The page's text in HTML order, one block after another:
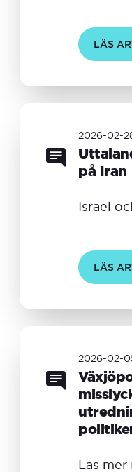
LÄS
2026-02-
på Iran
Israel
LÄS
2026-02-
Läs mer